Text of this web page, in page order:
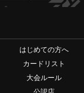
はじめての方へ
カードリスト
大会ルール